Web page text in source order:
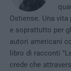
Ostiense. Una
e soprattutto per
autori americani
libro di racconti
crede che